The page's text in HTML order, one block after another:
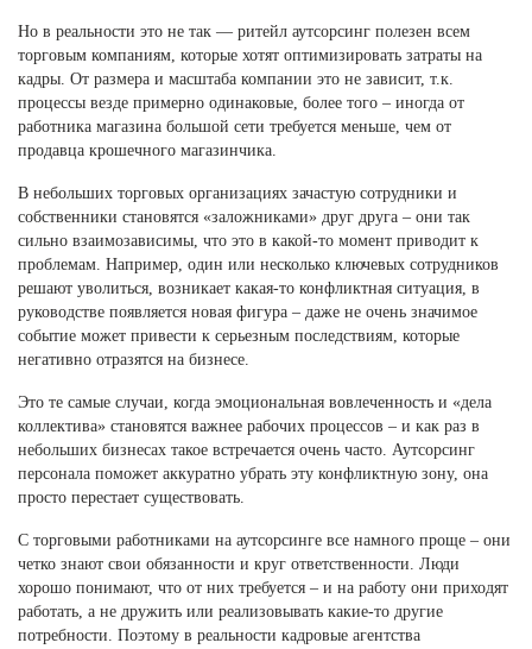
Но в реальности это не так — ритейл аутсорсинг полезен всем
торговым компаниям, которые хотят оптимизировать затраты на
кадры. От размера и масштаба компании это не зависит, т.к.
процессы везде примерно одинаковые, более того – иногда от
работника магазина большой сети требуется меньше, чем от
продавца крошечного магазинчика.
В небольших торговых организациях зачастую сотрудники и
собственники становятся «заложниками» друг друга – они так
сильно взаимозависимы, что это в какой-то момент приводит к
проблемам. Например, один или несколько ключевых сотрудников
решают уволиться, возникает какая-то конфликтная ситуация, в
руководстве появляется новая фигура – даже не очень значимое
событие может привести к серьезным последствиям, которые
негативно отразятся на бизнесе.
Это те самые случаи, когда эмоциональная вовлеченность и «дела
коллектива» становятся важнее рабочих процессов – и как раз в
небольших бизнесах такое встречается очень часто. Аутсорсинг
персонала поможет аккуратно убрать эту конфликтную зону, она
просто перестает существовать.
С торговыми работниками на аутсорсинге все намного проще – они
четко знают свои обязанности и круг ответственности. Люди
хорошо понимают, что от них требуется – и на работу они приходят
работать, а не дружить или реализовывать какие-то другие
потребности. Поэтому в реальности кадровые агентства